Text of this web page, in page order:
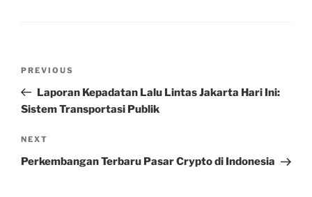
Previous
Post
PREVIOUS
Laporan Kepadatan Lalu Lintas Jakarta Hari Ini:
Sistem Transportasi Publik
Next
Post
NEXT
Perkembangan Terbaru Pasar Crypto di Indonesia